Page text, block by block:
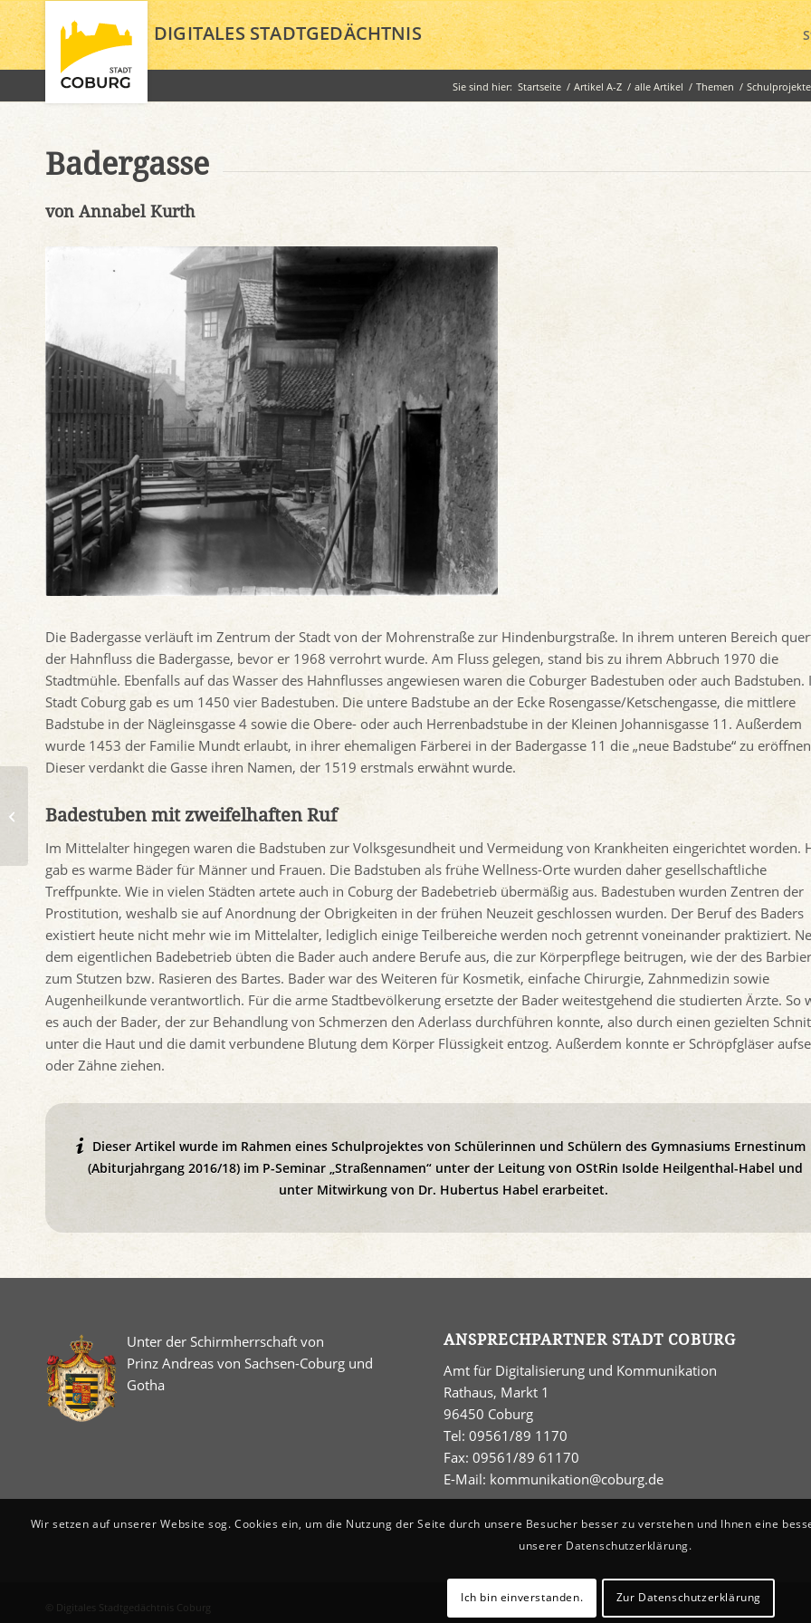
DIGITALES STADTGEDÄCHTNIS
Sie sind hier: Startseite / Artikel A-Z / alle Artikel / Themen /
Badergasse
von Annabel Kurth
Die Badergasse verläuft im Zentrum der Stadt von der Mohrenstraße zur Hindenburgstraße. In ihrem unteren Bereich
der Hahnfluss die Badergasse, bevor er 1968 verrohrt wurde. Am Fluss gelegen, stand bis zu ihrem Abbruch 1970 die
Stadtmühle. Ebenfalls auf das Wasser des Hahnflusses angewiesen waren die Coburger Badestuben oder auch Badstuben.
Stadt Coburg gab es um 1450 vier Badestuben. Die untere Badstube an der Ecke Rosengasse/Ketschengasse, die mittlere
Badstube in der Nägleinsgasse 4 sowie die Obere- oder auch Herrenbadstube in der Kleinen Johannisgasse 11. Außerdem
wurde 1453 der Familie Mundt erlaubt, in ihrer ehemaligen Färberei in der Badergasse 11 die „neue Badstube“ zu
Dieser verdankt die Gasse ihren Namen, der 1519 erstmals erwähnt wurde.
Badestuben mit zweifelhaften Ruf
Im Mittelalter hingegen waren die Badstuben zur Volksgesundheit und Vermeidung von Krankheiten eingerichtet worden.
gab es warme Bäder für Männer und Frauen. Die Badstuben als frühe Wellness-Orte wurden daher gesellschaftliche
Treffpunkte. Wie in vielen Städten artete auch in Coburg der Badebetrieb übermäßig aus. Badestuben wurden Zentren der
Prostitution, weshalb sie auf Anordnung der Obrigkeiten in der frühen Neuzeit geschlossen wurden. Der Beruf des Baders
existiert heute nicht mehr wie im Mittelalter, lediglich einige Teilbereiche werden noch getrennt voneinander praktiziert.
dem eigentlichen Badebetrieb übten die Bader auch andere Berufe aus, die zur Körperpflege beitrugen, wie der des
zum Stutzen bzw. Rasieren des Bartes. Bader war des Weiteren für Kosmetik, einfache Chirurgie, Zahnmedizin sowie
Augenheilkunde verantwortlich. Für die arme Stadtbevölkerung ersetzte der Bader weitestgehend die studierten Ärzte. So
es auch der Bader, der zur Behandlung von Schmerzen den Aderlass durchführen konnte, also durch einen gezielten
unter die Haut und die damit verbundene Blutung dem Körper Flüssigkeit entzog. Außerdem konnte er Schröpfgläser
oder Zähne ziehen.
Dieser Artikel wurde im Rahmen eines Schulprojektes von Schülerinnen und Schülern des Gymnasiums Ernestinum
(Abiturjahrgang 2016/18) im P-Seminar „Straßennamen“ unter der Leitung von OStRin Isolde Heilgenthal-Habel und
unter Mitwirkung von Dr. Hubertus Habel erarbeitet.
Unter der Schirmherrschaft von
Prinz Andreas von Sachsen-Coburg und
Gotha
ANSPRECHPARTNER STADT COBURG
Amt für Digitalisierung und Kommunikation
Rathaus, Markt 1
96450 Coburg
Tel: 09561/89 1170
Fax: 09561/89 61170
E-Mail: kommunikation@coburg.de
© Digitales Stadtgedächtnis Coburg
Jahren – Eine
Geschichte der
Casiopeia
Wir setzen auf unserer Website sog. Cookies ein, um die Nutzung der Seite durch unsere Besucher besser zu verstehen und Ihnen eine
unserer Datenschutzerklärung.
Ich bin einverstanden. Zur Datenschutzerklärung